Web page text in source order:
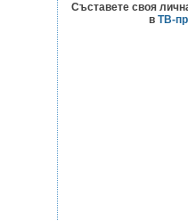
Съставете своя
в ТВ-